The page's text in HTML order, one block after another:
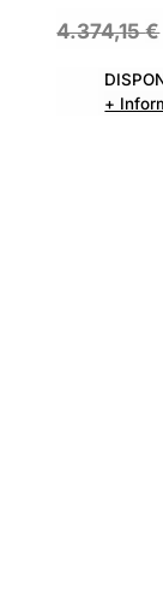
4.374,15€
+